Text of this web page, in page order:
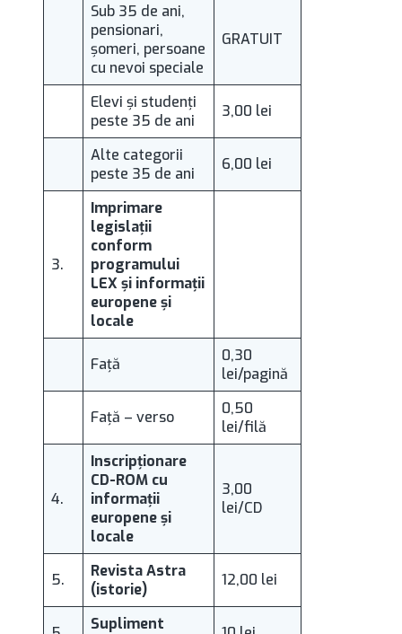
Sub 35 de ani,
pensionari,
șomeri, persoane
cu nevoi speciale
GRATUIT
Elevi şi studenți
peste 35 de ani
3,00 lei
Alte categorii
peste 35 de ani
6,00 lei
3.
Imprimare
legislaţii
conform
programului
LEX şi informaţii
europene şi
locale
Faţă
0,30
lei/pagină
Faţă – verso
0,50
lei/filă
4.
Inscripţionare
CD-ROM cu
informaţii
europene şi
locale
3,00
lei/CD
5.
Revista Astra
(istorie)
12,00 lei
Supliment